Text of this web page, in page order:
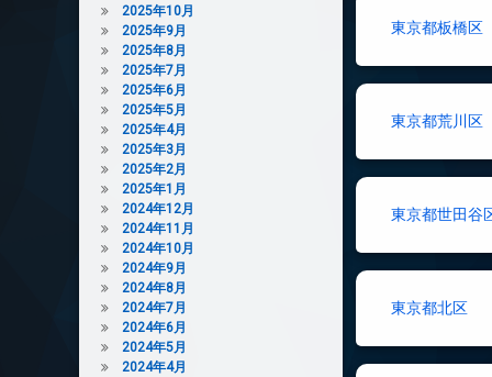
東京都板橋区
東京都荒川区
東京都世田谷
東京都北区
2025年10月
2025年9月
2025年8月
2025年7月
2025年6月
2025年5月
2025年4月
2025年3月
2025年2月
2025年1月
2024年12月
2024年11月
2024年10月
2024年9月
2024年8月
2024年7月
2024年6月
2024年5月
2024年4月